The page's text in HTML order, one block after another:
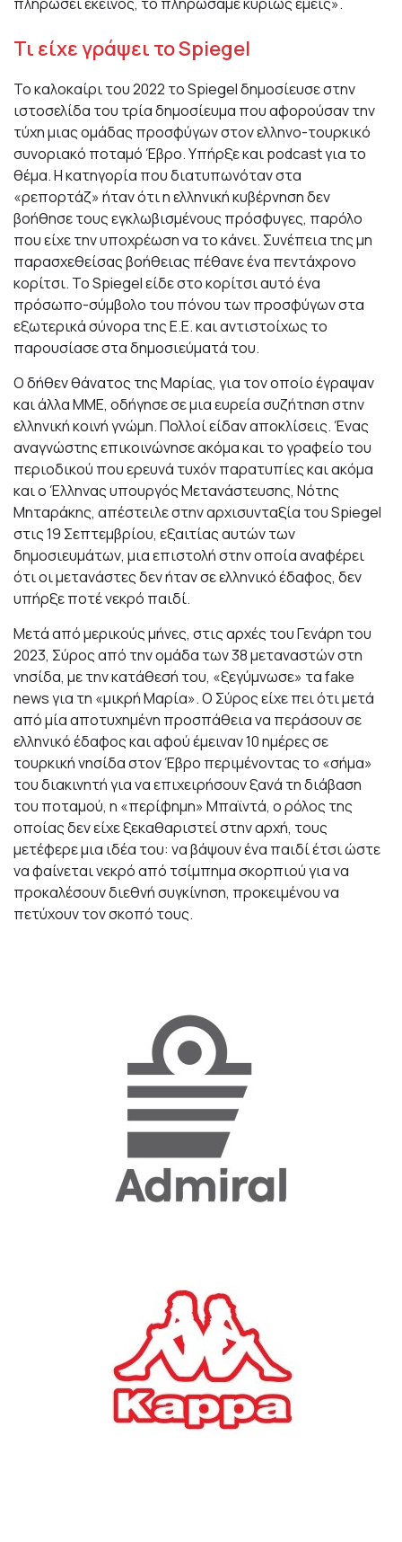
Τι είχε γράψει το Spiegel
Το καλοκαίρι του 2022 το Spiegel δημοσίευσε στην
ιστοσελίδα του τρία δημοσίευμα που αφορούσαν την
τύχη μιας ομάδας προσφύγων στον ελληνο-τουρκικό
συνοριακό ποταμό Έβρο. Υπήρξε και podcast για το
θέμα. Η κατηγορία που διατυπωνόταν στα
«ρεπορτάζ» ήταν ότι η ελληνική κυβέρνηση δεν
βοήθησε τους εγκλωβισμένους πρόσφυγες, παρόλο
που είχε την υποχρέωση να το κάνει. Συνέπεια της μη
παρασχεθείσας βοήθειας πέθανε ένα πεντάχρονο
κορίτσι. Το Spiegel είδε στο κορίτσι αυτό ένα
πρόσωπο-σύμβολο του πόνου των προσφύγων στα
εξωτερικά σύνορα της Ε.Ε. και αντιστοίχως το
παρουσίασε στα δημοσιεύματά του.
Ο δήθεν θάνατος της Μαρίας, για τον οποίο έγραψαν
και άλλα ΜΜΕ, οδήγησε σε μια ευρεία συζήτηση στην
ελληνική κοινή γνώμη. Πολλοί είδαν αποκλίσεις. Ένας
αναγνώστης επικοινώνησε ακόμα και το γραφείο του
περιοδικού που ερευνά τυχόν παρατυπίες και ακόμα
και ο Έλληνας υπουργός Μετανάστευσης, Νότης
Μηταράκης, απέστειλε στην αρχισυνταξία του Spiegel
στις 19 Σεπτεμβρίου, εξαιτίας αυτών των
δημοσιευμάτων, μια επιστολή στην οποία αναφέρει
ότι οι μετανάστες δεν ήταν σε ελληνικό έδαφος, δεν
υπήρξε ποτέ νεκρό παιδί.
Μετά από μερικούς μήνες, στις αρχές του Γενάρη του
2023, Σύρος από την ομάδα των 38 μεταναστών στη
νησίδα, με την κατάθεσή του, «ξεγύμνωσε» τα fake
news για τη «μικρή Μαρία». Ο Σύρος είχε πει ότι μετά
από μία αποτυχημένη προσπάθεια να περάσουν σε
ελληνικό έδαφος και αφού έμειναν 10 ημέρες σε
τουρκική νησίδα στον Έβρο περιμένοντας το «σήμα»
του διακινητή για να επιχειρήσουν ξανά τη διάβαση
του ποταμού, η «περίφημη» Μπαϊντά, ο ρόλος της
οποίας δεν είχε ξεκαθαριστεί στην αρχή, τους
μετέφερε μια ιδέα του: να βάψουν ένα παιδί έτσι ώστε
να φαίνεται νεκρό από τσίμπημα σκορπιού για να
προκαλέσουν διεθνή συγκίνηση, προκειμένου να
πετύχουν τον σκοπό τους.